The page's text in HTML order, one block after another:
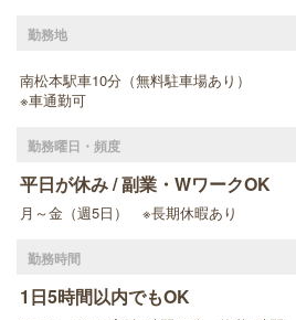
勤務地
南松本駅車10分（無料駐車場あり）
※車通勤可
勤務曜日・頻度
平日が休み / 副業・WワークOK
月～金（週5日） ※長期休暇あり
勤務時間
1日5時間以内でもOK